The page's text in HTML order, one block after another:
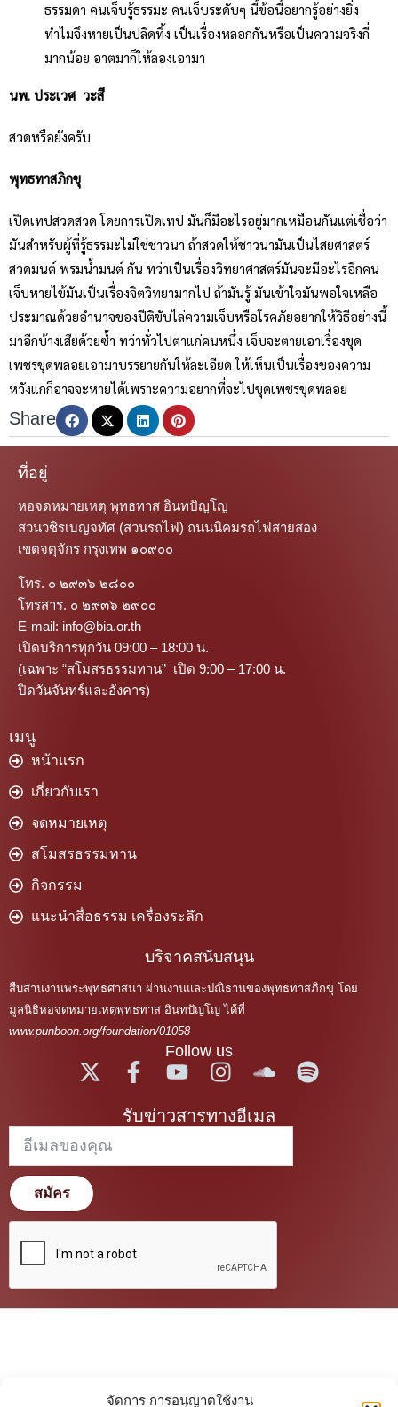
จัดการ การอนุญาตใช้งาน
ธรรมดา คนเจ็บรู้ธรรมะ คนเจ็บระดับๆ นี้ข้อนี้อยากรู้อย่างยิ่ง
ทำไมจึงหายเป็นปลิดทิ้ง เป็นเรื่องหลอกกันหรือเป็นความจริงกี่
มากน้อย อาตมาก็ให้ลองเอามา
นพ. ประเวศ วะสี
สวดหรือยังครับ
พุทธทาสภิกขุ
เปิดเทปสวดสวด โดยการเปิดเทป มันก็มีอะไรอยู่มากเหมือนกันแต่เชื่อว่า
มันสำหรับผู้ที่รู้ธรรมะไม่ใช่ชาวนา ถ้าสวดให้ชาวนามันเป็นไสยศาสตร์
สวดมนต์ พรมน้ำมนต์ กัน ทว่าเป็นเรื่องวิทยาศาสตร์มันจะมีอะไรอีกคน
เจ็บหายไข้มันเป็นเรื่องจิตวิทยามากไป ถ้ามันรู้ มันเข้าใจมันพอใจเหลือ
ประมาณด้วยอำนาจของปีติขับไล่ความเจ็บหรือโรคภัยอยากให้วิธีอย่างนี้
มาอีกบ้างเสียด้วยซ้ำ ทว่าทั่วไปตาแก่คนหนึ่ง เจ็บจะตายเอาเรื่องขุด
เพชรขุดพลอยเอามาบรรยายกันให้ละเอียด ให้เห็นเป็นเรื่องของความ
หวังแกก็อาจจะหายได้เพราะความอยากที่จะไปขุดเพชรขุดพลอย
Share
ที่อยู่
หอจดหมายเหตุ พุทธทาส อินทปัญโญ
สวนวชิรเบญจทัศ (สวนรถไฟ) ถนนนิคมรถไฟสายสอง
เขตจตุจักร กรุงเทพ ๑๐๙๐๐
โทร. ๐ ๒๙๓๖ ๒๘๐๐
โทรสาร. ๐ ๒๙๓๖ ๒๙๐๐
E-mail: info@bia.or.th
เปิดบริการทุกวัน 09:00 – 18:00 น.
(เฉพาะ “สโมสรธรรมทาน” เปิด 9:00 – 17:00 น.
ปิดวันจันทร์และอังคาร)
เมนู
หน้าแรก
เกี่ยวกับเรา
จดหมายเหตุ
สโมสรธรรมทาน
กิจกรรม
แนะนำสื่อธรรม เครื่องระลึก
บริจาคสนับสนุน
สืบสานงานพระพุทธศาสนา ผ่านงานและปณิธานของพุทธทาสภิกขุ โดย
มูลนิธิหอจดหมายเหตุพุทธทาส อินทปัญโญ ได้ที่
www.punboon.org/foundation/01058
Follow us
รับข่าวสารทางอีเมล
สมัคร